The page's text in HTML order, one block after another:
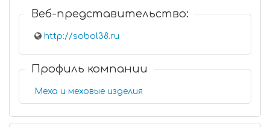
Веб-представительство:
http://sobol38.ru
Профиль компании
Меха и меховые изделия